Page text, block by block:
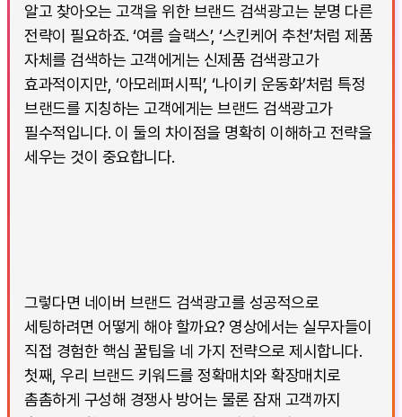
알고 찾아오는 고객을 위한 브랜드 검색광고는 분명 다른
전략이 필요하죠. ‘여름 슬랙스’, ‘스킨케어 추천’처럼 제품
자체를 검색하는 고객에게는 신제품 검색광고가
효과적이지만, ‘아모레퍼시픽’, ‘나이키 운동화’처럼 특정
브랜드를 지칭하는 고객에게는 브랜드 검색광고가
필수적입니다. 이 둘의 차이점을 명확히 이해하고 전략을
세우는 것이 중요합니다.
그렇다면 네이버 브랜드 검색광고를 성공적으로
세팅하려면 어떻게 해야 할까요? 영상에서는 실무자들이
직접 경험한 핵심 꿀팁을 네 가지 전략으로 제시합니다.
첫째, 우리 브랜드 키워드를 정확매치와 확장매치로
촘촘하게 구성해 경쟁사 방어는 물론 잠재 고객까지